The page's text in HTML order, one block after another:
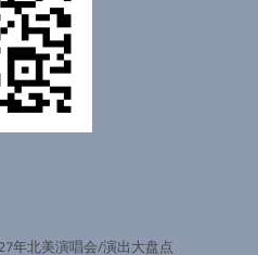
年北美演唱会/演出大盘点